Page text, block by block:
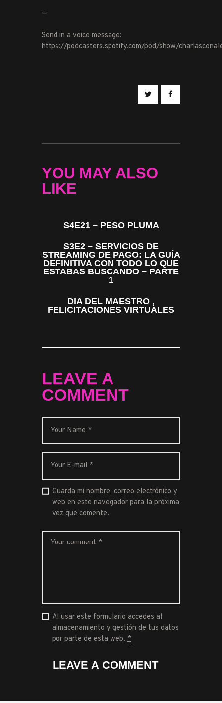
—
Send in a voice message:
https://podcasters.spotify.com/pod/show/
YOU MAY ALSO
LIKE
S4E21 – PESO PLUMA
S3E2 – SERVICIOS DE
STREAMING DE PAGO: LA GUÍA
DEFINITIVA CON TODO LO QUE
ESTABAS BUSCANDO – PARTE
1
DIA DEL MAESTRO ,
FELICITACIONES VIRTUALES
LEAVE A
COMMENT
Guarda mi nombre, correo electrónico y
web en este navegador para la próxima
vez que comente.
Al usar este formulario accedes al
almacenamiento y gestión de tus datos
por parte de esta web.*